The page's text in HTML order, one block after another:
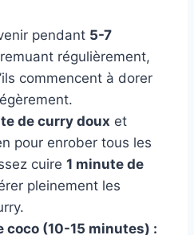
pendant 5-7
régulièrement,
commencent à dorer
de curry doux et
pour enrober tous les
cuire 1 minute de
pleinement les
coco (10-15 minutes) :